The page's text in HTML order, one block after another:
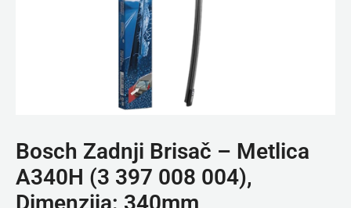
Bosch Zadnji Brisač – Metlica
A340H (3 397 008 004),
Dimenzija: 340mm